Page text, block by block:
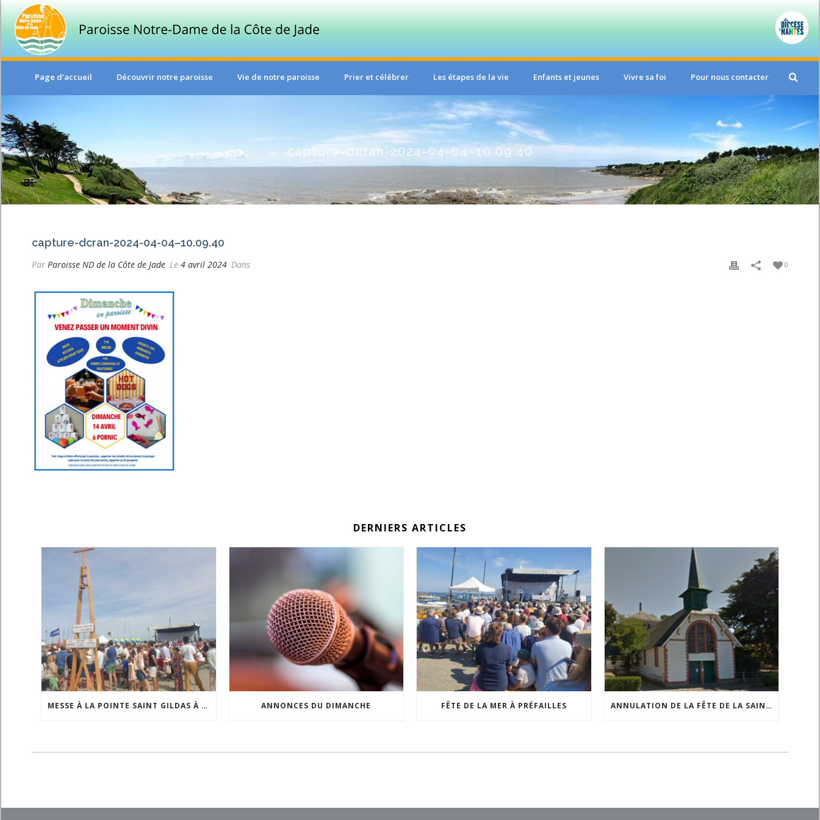
Page d’accueil Découvrir notre paroisse Vie de notre paroisse Prier et célébrer Les étapes de la vie Enfants et jeunes Vivre sa foi Pour nous contacter
capture-dcran-2024-04-04–10.09.40
capture-dcran-2024-04-04–10.09.40
Par Paroisse ND de la Côte de Jade Le 4 avril 2024 Dans 0
DERNIERS ARTICLES
MESSE À LA POINTE SAINT GILDAS À L’OCCASION DE LA FÊTE DE LA MER ANNONCES DU DIMANCHE FÊTE DE LA MER À PRÉFAILLES ANNULATION DE LA FÊTE DE LA SAINTE ANNE À COMBERGE